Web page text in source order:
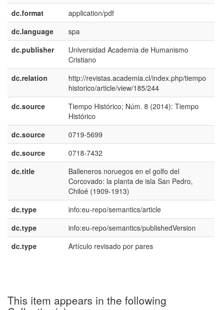
dc.format
application/pdf
dc.language
spa
dc.publisher
Universidad Academia de Humanismo
Cristiano
dc.relation
http://revistas.academia.cl/index.php/tiempo
historico/article/view/185/244
dc.source
Tiempo Histórico; Núm. 8 (2014): Tiempo
Histórico
dc.source
0719-5699
dc.source
0718-7432
dc.title
Balleneros noruegos en el golfo del
Corcovado: la planta de isla San Pedro,
Chiloé (1909-1913)
dc.type
info:eu-repo/semantics/article
dc.type
info:eu-repo/semantics/publishedVersion
dc.type
Artículo revisado por pares
This item appears in the following